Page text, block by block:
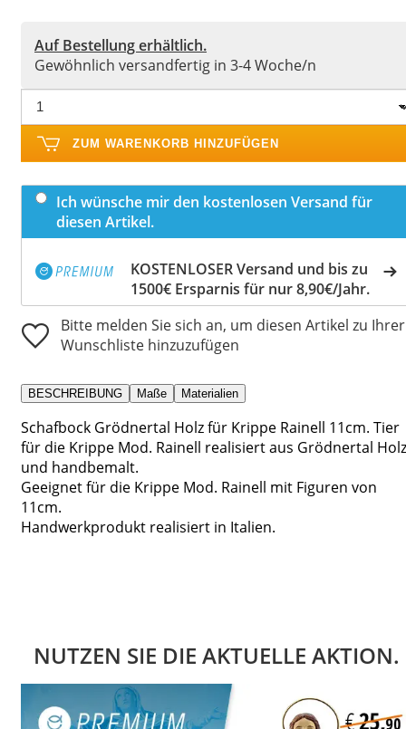
Auf Bestellung erhältlich.
Gewöhnlich versandfertig in 3-4 Woche/n
ZUM WARENKORB HINZUFÜGEN
Ich wünsche mir den kostenlosen Versand für
diesen Artikel.
KOSTENLOSER Versand und bis zu
1500€ Ersparnis für nur 8,90€/Jahr.
Bitte melden Sie sich an, um diesen Artikel zu Ihrer
Wunschliste hinzuzufügen
BESCHREIBUNG Maße Materialien
Schafbock Grödnertal Holz für Krippe Rainell 11cm. Tier
für die Krippe Mod. Rainell realisiert aus Grödnertal Holz
und handbemalt.
Geeignet für die Krippe Mod. Rainell mit Figuren von
11cm.
Handwerkprodukt realisiert in Italien.
NUTZEN SIE DIE AKTUELLE AKTION.